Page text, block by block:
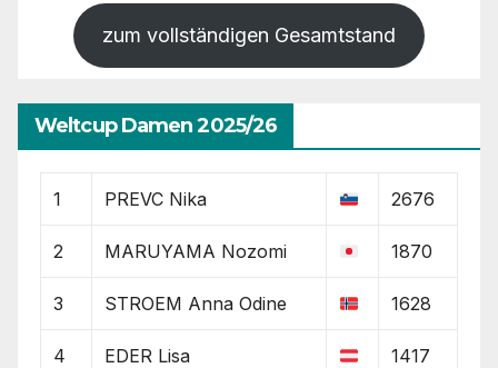
zum vollständigen Gesamtstand
Weltcup Damen 2025/26
1 PREVC Nika 2676
2 MARUYAMA Nozomi 1870
3 STROEM Anna Odine 1628
4 EDER Lisa 1417